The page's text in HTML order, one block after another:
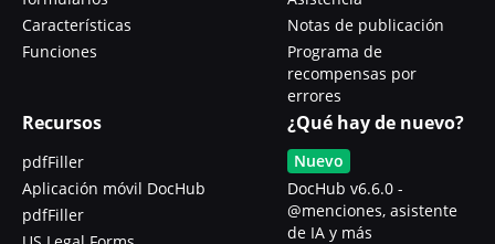
Características
Funciones
Notas de publicación
Programa de
recompensas por
errores
Recursos
pdfFiller
Aplicación móvil DocHub
pdfFiller
¿Qué hay de nuevo?
Nuevo
DocHub v6.6.0 -
@menciones, asistente
de IA y más